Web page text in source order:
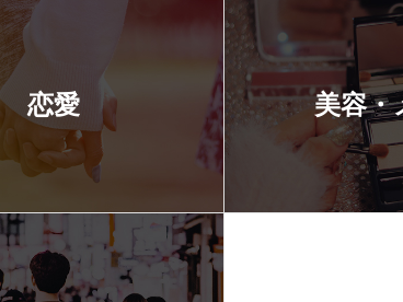
恋愛 美容